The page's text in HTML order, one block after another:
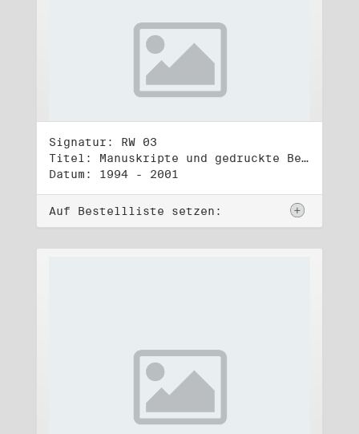
Signatur: RW 03
Titel: Manuskripte und gedruckte Belege (3)
Datum: 1994 - 2001
Auf Bestellliste setzen: